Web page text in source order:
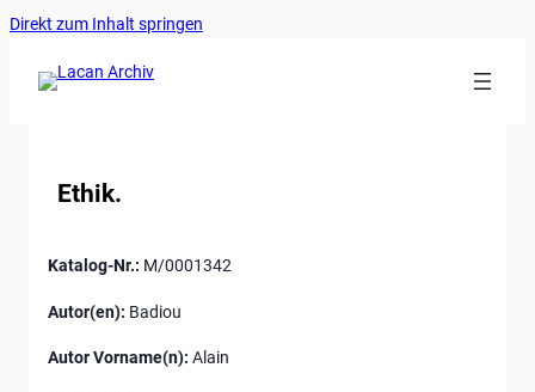
Direkt zum Inhalt springen
Ethik.
Katalog-Nr.: M/0001342
Autor(en): Badiou
Autor Vorname(n): Alain